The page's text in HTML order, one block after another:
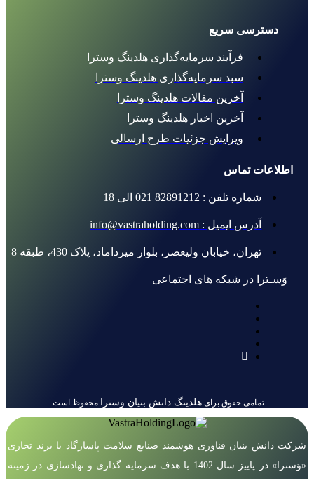
دسترسی سریع
فرآیند سرمایه‌گذاری هلدینگ وسترا
سبد سرمایه‌گذاری هلدینگ وسترا
آخرین مقالات هلدینگ وسترا
آخرین اخبار هلدینگ وسترا
ویرایش جزئیات طرح ارسالی
اطلاعات تماس
شماره تلفن : 82891212 021 الی 18
آدرس ایمیل : info@vastraholding.com
تهران، خیابان ولیعصر، بلوار میرداماد، پلاک 430، طبقه 8
وَسـترا در شبکه های اجتماعی
تمامی حقوق برایهلدینگ دانش بنیان وسترا محفوظ است.
شرکت دانش بنیان فناوری هوشمند صنایع سلامت پاسارگاد با برند تجاری
«وَسترا» در پاییز سال 1402 با هدف سرمایه گذاری و نهادسازی در زمینه